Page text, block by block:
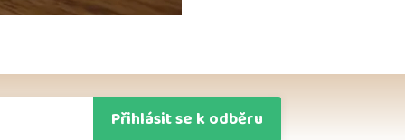
Přihlásit se k odběru